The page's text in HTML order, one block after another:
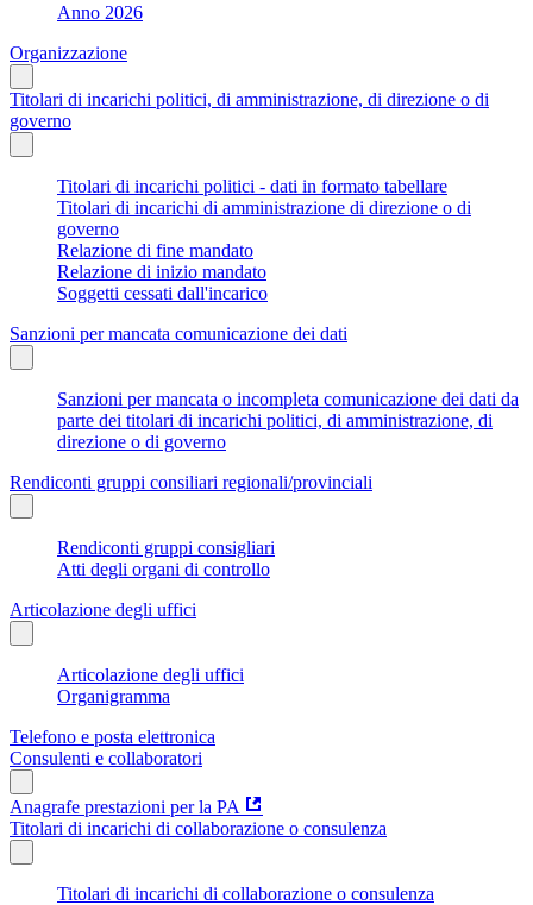
Anno 2026
Organizzazione
Titolari di incarichi politici, di amministrazione, di direzione o di
governo
Titolari di incarichi politici - dati in formato tabellare
Titolari di incarichi di amministrazione di direzione o di
governo
Relazione di fine mandato
Relazione di inizio mandato
Soggetti cessati dall'incarico
Sanzioni per mancata comunicazione dei dati
Sanzioni per mancata o incompleta comunicazione dei dati da
parte dei titolari di incarichi politici, di amministrazione, di
direzione o di governo
Rendiconti gruppi consiliari regionali/provinciali
Rendiconti gruppi consigliari
Atti degli organi di controllo
Articolazione degli uffici
Articolazione degli uffici
Organigramma
Telefono e posta elettronica
Consulenti e collaboratori
Anagrafe prestazioni per la PA
Titolari di incarichi di collaborazione o consulenza
Titolari di incarichi di collaborazione o consulenza